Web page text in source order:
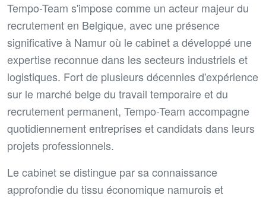
Tempo-Team s'impose comme un acteur majeur du
recrutement en Belgique, avec une présence
significative à Namur où le cabinet a développé une
expertise reconnue dans les secteurs industriels et
logistiques. Fort de plusieurs décennies d'expérience
sur le marché belge du travail temporaire et du
recrutement permanent, Tempo-Team accompagne
quotidiennement entreprises et candidats dans leurs
projets professionnels.
Le cabinet se distingue par sa connaissance
approfondie du tissu économique namurois et